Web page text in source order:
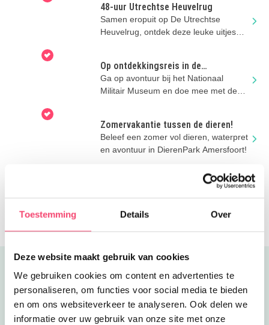
Toestemming Details Over
Deze website maakt gebruik van cookies
We gebruiken cookies om content en advertenties te
personaliseren, om functies voor social media te bieden
en om ons websiteverkeer te analyseren. Ook delen we
informatie over uw gebruik van onze site met onze
48-uur Utrechtse Heuvelrug
Samen eropuit op De Utrechtse
Heuvelrug, ontdek deze leuke uitjes
Op ontdekkingsreis in de
zomervakantie
Ga op avontuur bij het Nationaal
Militair Museum en doe mee met de
Zomervakantie tussen de dieren!
Beleef een zomer vol dieren, waterpret
en avontuur in DierenPark Amersfoort!
Zomers Frankrijkgevoel in Singer
kinderprogramma!
Uitgelicht